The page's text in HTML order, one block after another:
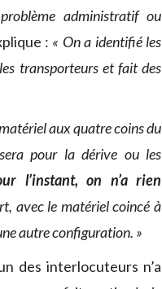
administratif ou
: « On a identifié les
transporteurs et fait des
matériel aux quatre coins du
pour la dérive ou les
l’instant, on n’a rien
avec le matériel coincé à
autre configuration. »
des interlocuteurs n’a